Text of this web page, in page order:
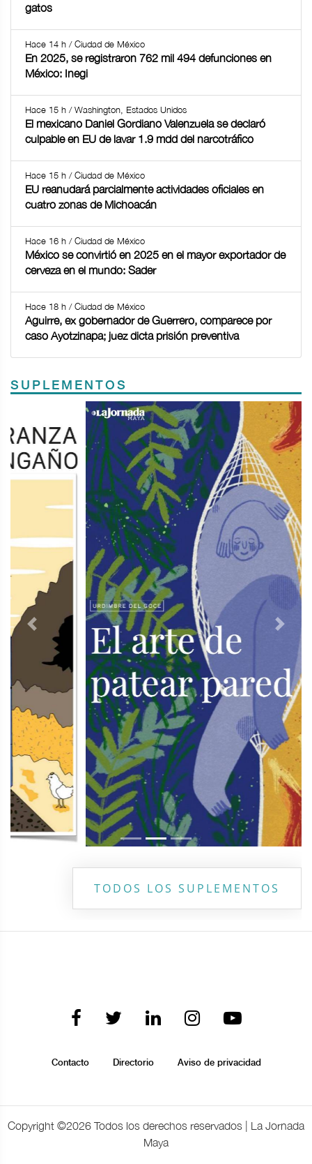
gatos
Hace 14 h / Ciudad de México
En 2025, se registraron 762 mil 494 defunciones en
México: Inegi
Hace 15 h / Washington, Estados Unidos
El mexicano Daniel Gordiano Valenzuela se declaró
culpable en EU de lavar 1.9 mdd del narcotráfico
Hace 15 h / Ciudad de México
EU reanudará parcialmente actividades oficiales en
cuatro zonas de Michoacán
Hace 16 h / Ciudad de México
México se convirtió en 2025 en el mayor exportador de
cerveza en el mundo: Sader
Hace 18 h / Ciudad de México
Aguirre, ex gobernador de Guerrero, comparece por
caso Ayotzinapa; juez dicta prisión preventiva
SUPLEMENTOS
Previous Next
TODOS LOS SUPLEMENTOS
Contacto Directorio Aviso de privacidad
Copyright ©2026 Todos los derechos reservados | La Jornada
Maya